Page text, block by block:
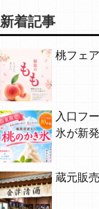
新着記事
桃フェ
入口フ
氷が新
蔵元販